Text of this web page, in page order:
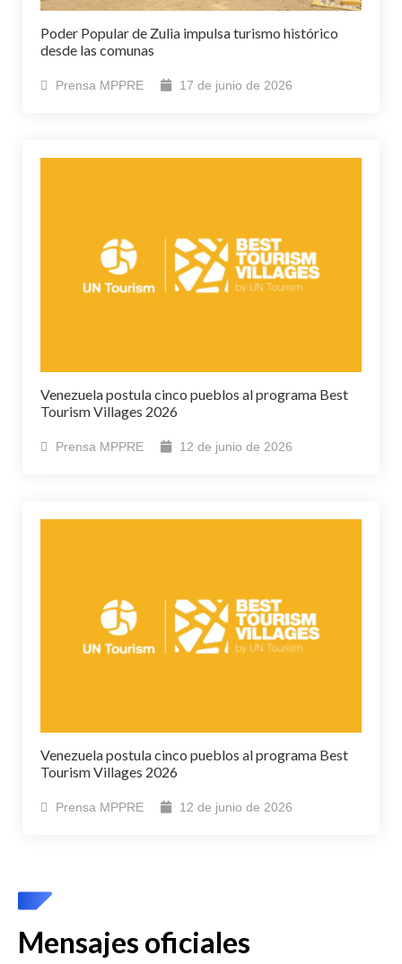
Poder Popular de Zulia impulsa turismo histórico
desde las comunas
Prensa MPPRE 17 de junio de 2026
Venezuela postula cinco pueblos al programa Best
Tourism Villages 2026
Prensa MPPRE 12 de junio de 2026
Venezuela postula cinco pueblos al programa Best
Tourism Villages 2026
Prensa MPPRE 12 de junio de 2026
Mensajes oficiales